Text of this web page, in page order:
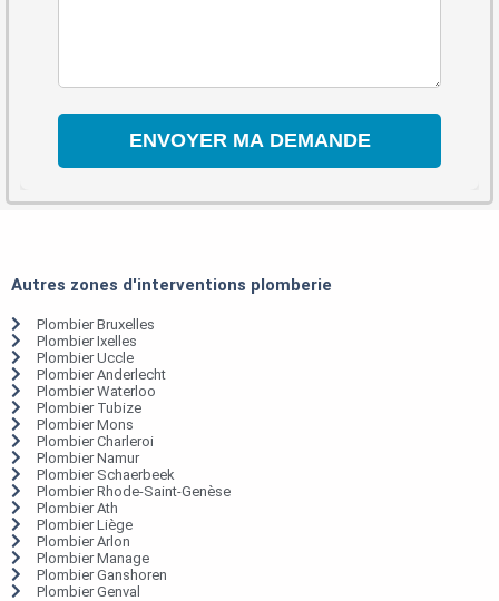
Autres zones d'interventions plomberie
Plombier Bruxelles
Plombier Ixelles
Plombier Uccle
Plombier Anderlecht
Plombier Waterloo
Plombier Tubize
Plombier Mons
Plombier Charleroi
Plombier Namur
Plombier Schaerbeek
Plombier Rhode-Saint-Genèse
Plombier Ath
Plombier Liège
Plombier Arlon
Plombier Manage
Plombier Ganshoren
Plombier Genval